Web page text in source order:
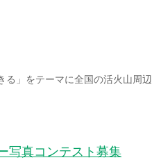
る」をテーマに全国の活火山周辺
真コンテスト募集